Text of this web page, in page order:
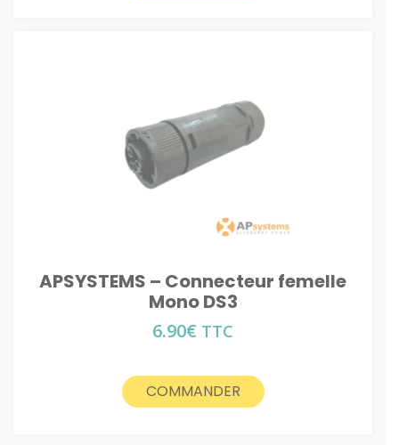
APSYSTEMS – Connecteur femelle
Mono DS3
6.90€ TTC
COMMANDER